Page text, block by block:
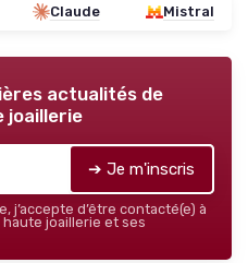
Claude Mistral
actualités de
joaillerie
➔ Je m'inscris
j’accepte d’être contacté(e) à
joaillerie et ses